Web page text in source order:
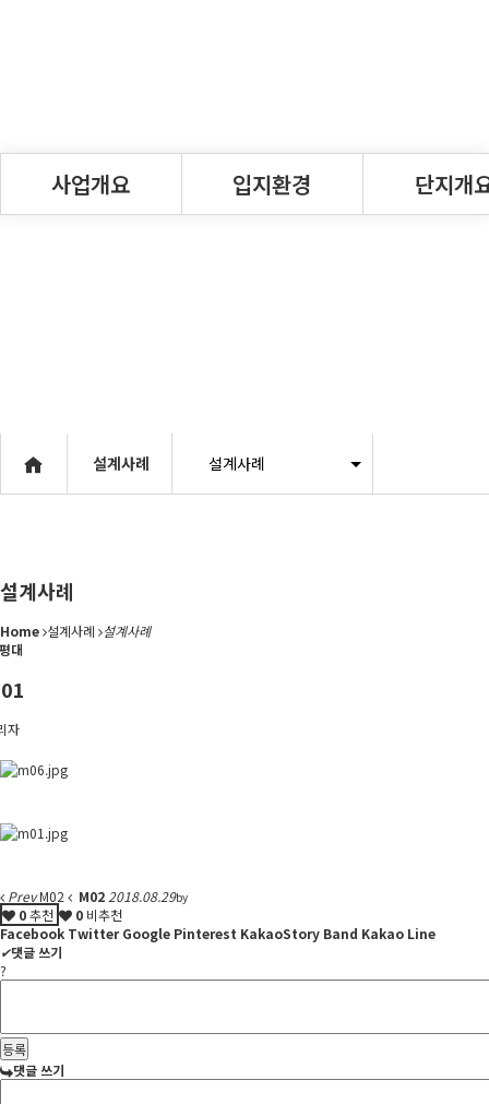
사업개요 입지환경 단지개
설계사례 설계사례
설계사례
Home 설계사례 설계사례
대
자
PrevM02 M02 2018.08.29by
0추천 0 비추천
Facebook Twitter Google Pinterest KakaoStory Band Kakao Line
✔댓글 쓰기
?
댓글 쓰기